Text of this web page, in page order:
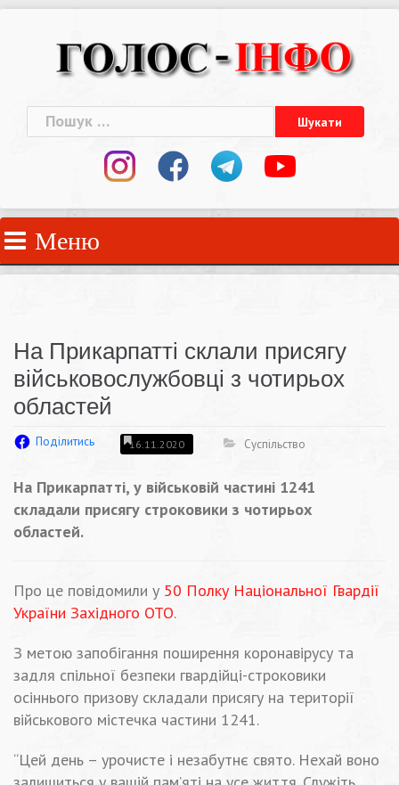
Пошук:
Меню
На Прикарпатті склали присягу
військовослужбовці з чотирьох
областей
Поділитись 16.11.2020 Суспільство
На Прикарпатті, у військовій частині 1241
складали присягу строковики з чотирьох
областей.
Про це повідомили у 50 Полку Національної Гвардії
України Західного ОТО.
З метою запобігання поширення коронавірусу та
задля спільної безпеки гвардійці-строковики
осіннього призову складали присягу на території
військового містечка частини 1241.
“Цей день – урочисте і незабутнє свято. Нехай воно